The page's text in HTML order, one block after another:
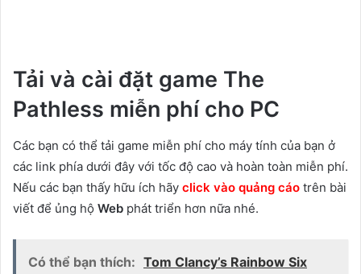
Tải và cài đặt game The
Pathless miễn phí cho PC
Các bạn có thể tải game miễn phí cho máy tính của bạn ở
các link phía dưới đây với tốc độ cao và hoàn toàn miễn phí.
Nếu các bạn thấy hữu ích hãy click vào quảng cáo trên bài
viết để ủng hộ Web phát triển hơn nữa nhé.
Có thể bạn thích: Tom Clancy’s Rainbow Six